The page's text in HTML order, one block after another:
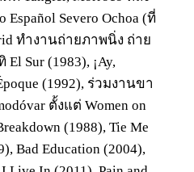
Severo Ochoa (ที่
ทำงานถ่ายภาพนิ่ง ถ่าย
Sur (1983), ¡Ay,
(1992), ร่วมงานขา
ตั้งแต่ Women on
(1988), Tie Me
Bad Education (2004),